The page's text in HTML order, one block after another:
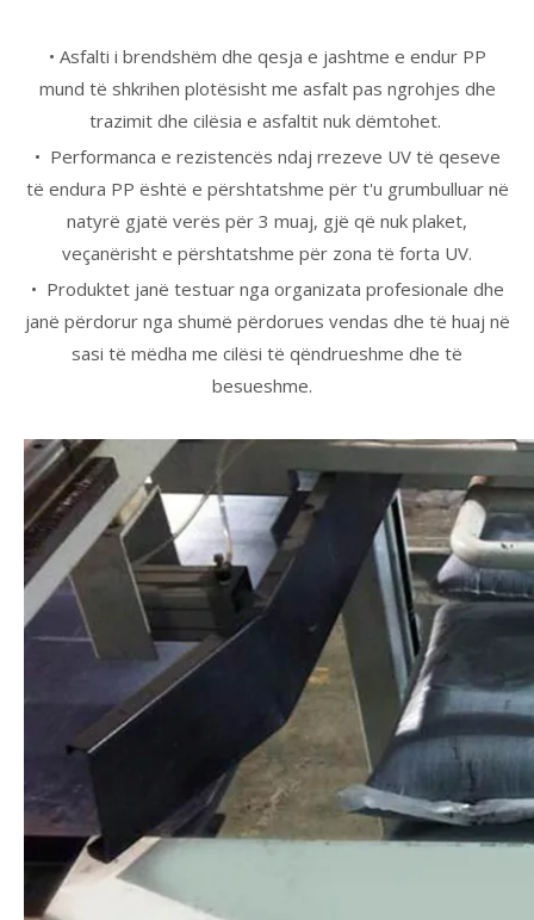
• Asfalti i brendshëm dhe qesja e jashtme e endur PP
mund të shkrihen plotësisht me asfalt pas ngrohjes dhe
trazimit dhe cilësia e asfaltit nuk dëmtohet.
• Performanca e rezistencës ndaj rrezeve UV të qeseve
të endura PP është e përshtatshme për t'u grumbulluar në
natyrë gjatë verës për 3 muaj, gjë që nuk plaket,
veçanërisht e përshtatshme për zona të forta UV.
• Produktet janë testuar nga organizata profesionale dhe
janë përdorur nga shumë përdorues vendas dhe të huaj në
sasi të mëdha me cilësi të qëndrueshme dhe të
besueshme.